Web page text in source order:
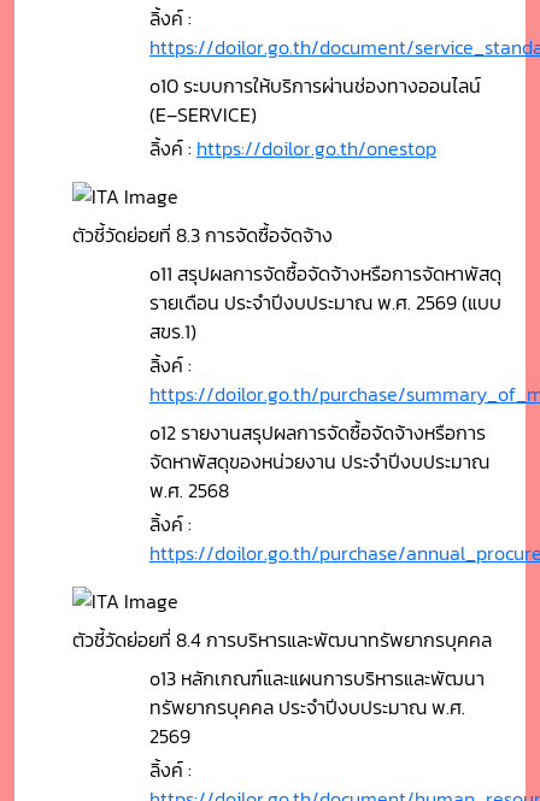
ลิ้งค์ :
https://doilor.go.th/document/
o10 ระบบการให้บริการผ่านช่องทางออนไลน์
(E–SERVICE)
ลิ้งค์ : https://doilor.go.th/onestop
ตัวชี้วัดย่อยที่ 8.3 การจัดซื้อจัดจ้าง
o11 สรุปผลการจัดซื้อจัดจ้างหรือการจัดหาพัสดุ
รายเดือน ประจำปีงบประมาณ พ.ศ. 2569 (แบบ
สขร.1)
ลิ้งค์ :
https://doilor.go.th/purchase/
o12 รายงานสรุปผลการจัดซื้อจัดจ้างหรือการ
จัดหาพัสดุของหน่วยงาน ประจำปีงบประมาณ
พ.ศ. 2568
ลิ้งค์ :
https://doilor.go.th/purchase/
ตัวชี้วัดย่อยที่ 8.4 การบริหารและพัฒนาทรัพยากรบุคคล
o13 หลักเกณฑ์และแผนการบริหารและพัฒนา
ทรัพยากรบุคคล ประจำปีงบประมาณ พ.ศ.
2569
ลิ้งค์ :